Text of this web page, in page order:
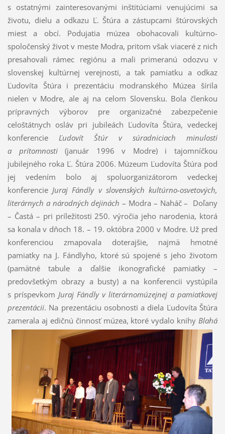
s ostatnými zainteresovanými inštitúciami venujúcimi sa
životu, dielu a odkazu Ľ. Štúra a zástupcami štúrovských
miest a obcí. Podujatia múzea obohacovali kultúrno-
spoločenský život v meste Modra, pritom však viaceré z nich
presahovali rámec regiónu a mali primeranú odozvu v
slovenskej kultúrnej verejnosti, a tak pamiatku a odkaz
Ľudovíta Štúra i prezentáciu modranského Múzea šírila
nielen v Modre, ale aj na celom Slovensku. Bola členkou
prípravných výborov pre organizačné zabezpečenie
celoštátnych osláv pri jubileách Ľudovíta Štúra, vedeckej
konferencie Ľudovít Štúr v súradniciach minulosti
a prítomnosti(január 1996 v Modre) i tajomníčkou
jubilejného roka Ľ. Štúra 2006. Múzeum Ľudovíta Štúra pod
jej vedením bolo aj spoluorganizátorom vedeckej
konferencieJuraj Fándly v slovenských kultúrno-osvetových,
literárnych a národných dejinách – Modra – Naháč – Doľany
– Častá – pri príležitosti 250. výročia jeho narodenia, ktorá
sa konala v dňoch 18. – 19. októbra 2000 v Modre. Už pred
konferenciou zmapovala doterajšie, najmä hmotné
pamiatky na J. Fándlyho, ktoré sú spojené s jeho životom
(pamätné tabule a ďalšie ikonografické pamiatky –
predovšetkým obrazy a busty) a na konferencii vystúpila
s príspevkom Juraj Fándly v literárnomúzejnej a pamiatkovej
prezentácii. Na prezentáciu osobnosti a diela Ľudovíta Štúra
zamerala aj edičnú činnosť múzea, ktoré vydalo knihyBlahá